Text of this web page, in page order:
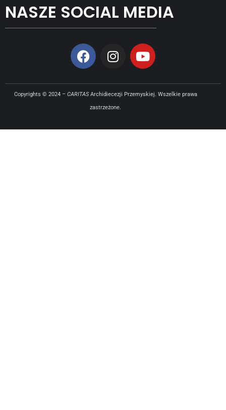
NASZE SOCIAL MEDIA
Copyrights © 2024 – CARITASArchidiecezji Przemyskiej. Wszelkie prawa
zastrzeżone.